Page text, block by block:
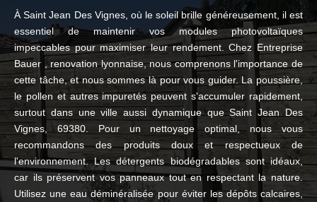
À Saint Jean Des Vignes, où le soleil brille généreusement, il est
essentiel de maintenir vos modules photovoltaïques
impeccables pour maximiser leur rendement. Chez Entreprise
Bauer , renovation lyonnaise, nous comprenons l'importance de
cette tâche, et nous sommes là pour vous guider. La poussière,
le pollen et autres impuretés peuvent s'accumuler rapidement,
surtout dans une ville aussi dynamique que Saint Jean Des
Vignes, 69380. Pour un nettoyage optimal, nous vous
recommandons des produits doux et respectueux de
l'environnement. Les détergents biodégradables sont idéaux,
car ils préservent vos panneaux tout en respectant la nature.
Utilisez une eau déminéralisée pour éviter les dépôts calcaires,